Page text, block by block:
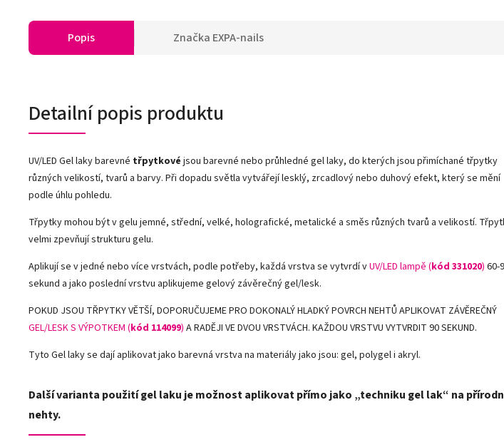
Popis Značka EXPA-nails
Detailní popis produktu
UV/LED Gel laky barevné třpytkové jsou barevné nebo průhledné gel laky, do kterých jsou přimíchané třpytky
různých velikostí, tvarů a barvy. Při dopadu světla vytvářejí lesklý, zrcadlový nebo duhový efekt, který se mění
podle úhlu pohledu.
Třpytky mohou být v gelu jemné, střední, velké, holografické, metalické a směs různých tvarů a velikostí.
velmi zpevňují strukturu gelu.
Aplikují se v jedné nebo více vrstvách, podle potřeby, každá vrstva se vytvrdí vUV/LED lampě (kód 331020) 60-
sekund a jako poslední vrstvu aplikujeme gelový závěrečný gel/lesk.
POKUD JSOU TŘPYTKY VĚTŠÍ, DOPORUČUJEME PRO DOKONALÝ HLADKÝ POVRCH NEHTŮ APLIKOVAT ZÁVĚREČNÝ
GEL/LESK S VÝPOTKEM (kód 114099) A RADĚJI VE DVOU VRSTVÁCH. KAŽDOU VRSTVU VYTVRDIT 90 SEKUND.
Tyto Gel laky se dají aplikovat jako barevná vrstva na materiály jako jsou: gel, polygel i akryl.
Další varianta použití gel laku je možnost aplikovat přímo jako „techniku gel lak“ na
nehty.